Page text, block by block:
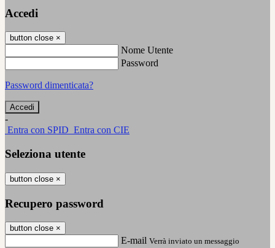
Accedi
button close ×
Nome Utente
Password
Password dimenticata?
-
Entra con SPID Entra con CIE
Seleziona utente
button close ×
Recupero password
button close ×
E-mail Verrà inviato un messaggio